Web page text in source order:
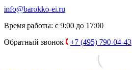
info@barokko-ei.ru
Время работы: с 9:00 до 17:00
Обратный звонок
+7 (495) 790-04-43